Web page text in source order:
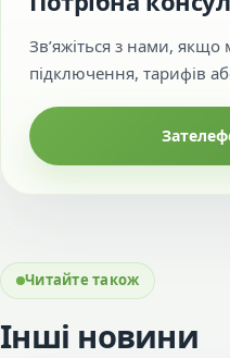
Зв’яжіться з нами,
підключення, тарифів
Читайте також
Інші новини